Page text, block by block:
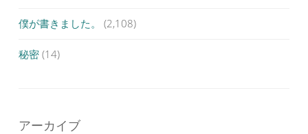
僕が書きました。 (2,108)
秘密 (14)
アーカイブ